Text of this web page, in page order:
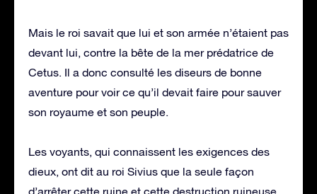
Mais le roi savait que lui et son armée n’étaient pas
devant lui, contre la bête de la mer prédatrice de
Cetus. Il a donc consulté les diseurs de bonne
aventure pour voir ce qu’il devait faire pour sauver
son royaume et son peuple.
Les voyants, qui connaissent les exigences des
dieux, ont dit au roi Sivius que la seule façon
d’arrêter cette ruine et cette destruction ruineuse